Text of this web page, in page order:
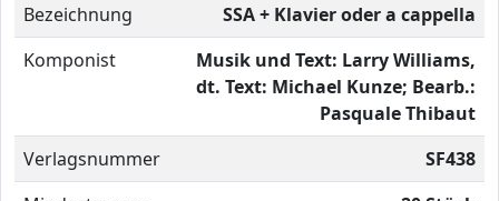
Bezeichnung
SSA + Klavier oder a cappella
Komponist
Musik und Text: Larry Williams,
dt. Text: Michael Kunze; Bearb.:
Pasquale Thibaut
Verlagsnummer
SF438